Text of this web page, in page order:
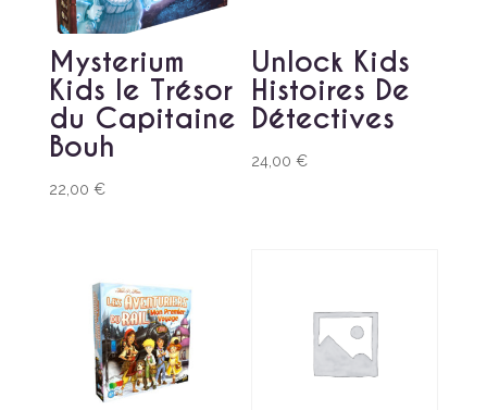
Mysterium
Kids le Trésor
du Capitaine
Bouh
22,00 €
Unlock Kids
Histoires De
Détectives
24,00€